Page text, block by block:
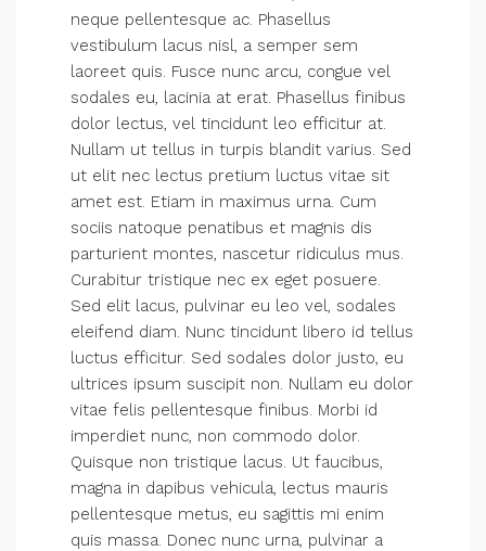
neque pellentesque ac. Phasellus
vestibulum lacus nisl, a semper sem
laoreet quis. Fusce nunc arcu, congue vel
sodales eu, lacinia at erat. Phasellus finibus
dolor lectus, vel tincidunt leo efficitur at.
Nullam ut tellus in turpis blandit varius. Sed
ut elit nec lectus pretium luctus vitae sit
amet est. Etiam in maximus urna. Cum
sociis natoque penatibus et magnis dis
parturient montes, nascetur ridiculus mus.
Curabitur tristique nec ex eget posuere.
Sed elit lacus, pulvinar eu leo vel, sodales
eleifend diam. Nunc tincidunt libero id tellus
luctus efficitur. Sed sodales dolor justo, eu
ultrices ipsum suscipit non. Nullam eu dolor
vitae felis pellentesque finibus. Morbi id
imperdiet nunc, non commodo dolor.
Quisque non tristique lacus. Ut faucibus,
magna in dapibus vehicula, lectus mauris
pellentesque metus, eu sagittis mi enim
quis massa. Donec nunc urna, pulvinar a